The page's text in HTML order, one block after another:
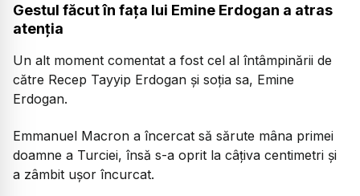
Gestul făcut în fața lui Emine Erdogan a atras
atenția
Un alt moment comentat a fost cel al întâmpinării de
către Recep Tayyip Erdogan și soția sa, Emine
Erdogan.
Emmanuel Macron a încercat să sărute mâna primei
doamne a Turciei, însă s-a oprit la câțiva centimetri și
a zâmbit ușor încurcat.